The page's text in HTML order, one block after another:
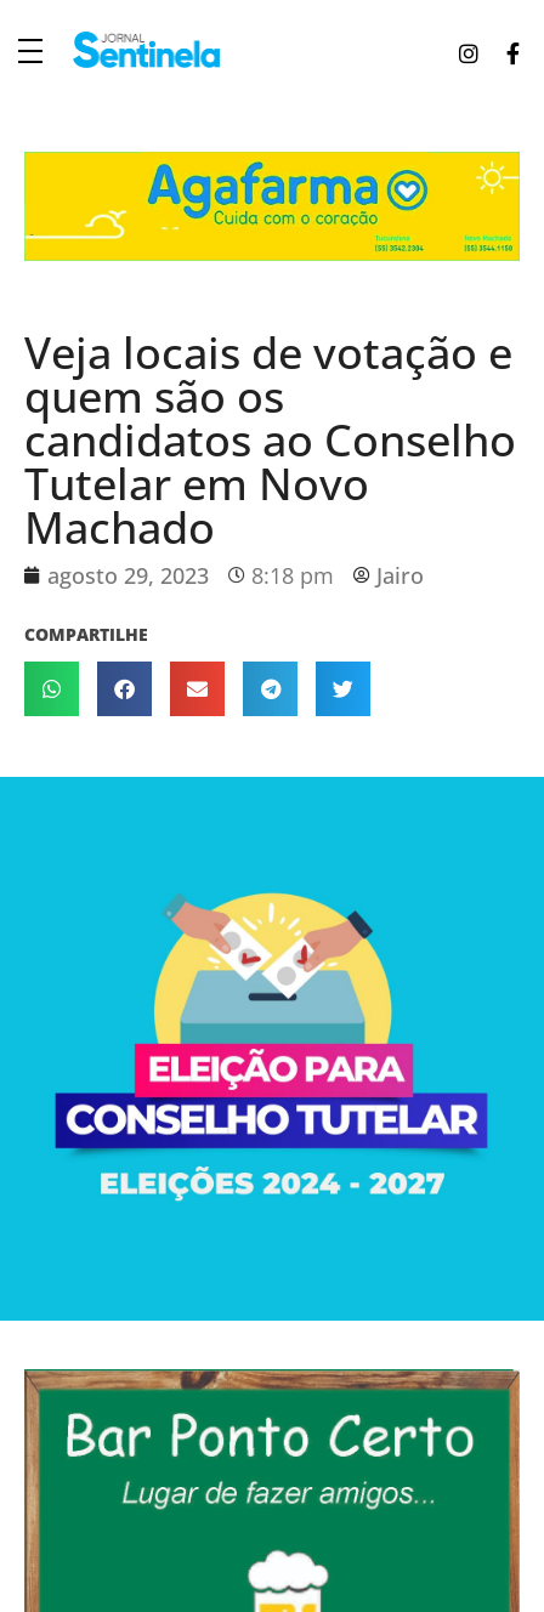
Veja locais de votação e
quem são os
candidatos ao Conselho
Tutelar em Novo
Machado
agosto 29, 2023 8:18 pm Jairo
COMPARTILHE